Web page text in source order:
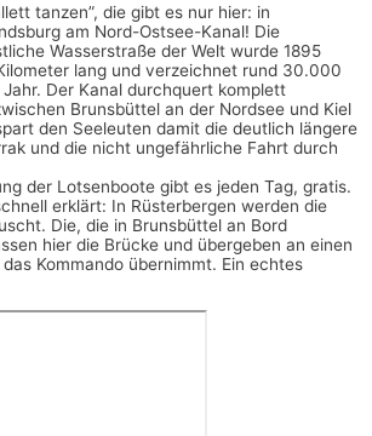
tanzen”, die gibt es nur hier: in
am Nord-Ostsee-Kanal! Die
Wasserstraße der Welt wurde 1895
lang und verzeichnet rund 30.000
Der Kanal durchquert komplett
Brunsbüttel an der Nordsee und Kiel
den Seeleuten damit die deutlich längere
und die nicht ungefährliche Fahrt durch
der Lotsenboote gibt es jeden Tag, gratis.
erklärt: In Rüsterbergen werden die
Die, die in Brunsbüttel an Bord
hier die Brücke und übergeben an einen
Kommando übernimmt. Ein echtes